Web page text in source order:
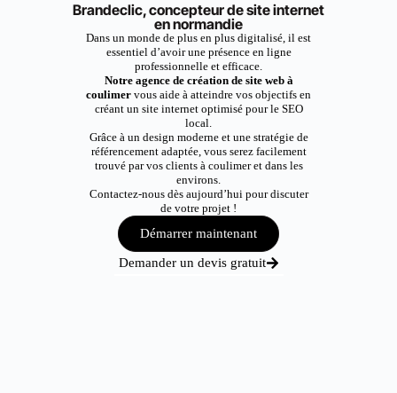
Brandeclic, concepteur de site internet
en normandie
Dans un monde de plus en plus digitalisé, il est
essentiel d’avoir une présence en ligne
professionnelle et efficace.
Notre agence de création de site web à
coulimer vous aide à atteindre vos objectifs en
créant un site internet optimisé pour le SEO
local.
Grâce à un design moderne et une stratégie de
référencement adaptée, vous serez facilement
trouvé par vos clients à coulimer et dans les
environs.
Contactez-nous dès aujourd’hui pour discuter
de votre projet !
Démarrer maintenant
Demander un devis gratuit